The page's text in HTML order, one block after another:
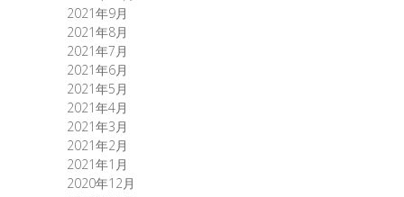
2021年9月
2021年8月
2021年7月
2021年6月
2021年5月
2021年4月
2021年3月
2021年2月
2021年1月
2020年12月